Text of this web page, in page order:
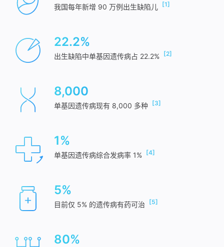
我国每年新增 90 万例出生缺陷儿 [1]
22.2%
出生缺陷中单基因遗传病占 22.2% [2]
8,000
单基因遗传病现有 8,000 多种 [3]
1%
单基因遗传病综合发病率 1% [4]
5%
目前仅 5% 的遗传病有药可治 [5]
80%